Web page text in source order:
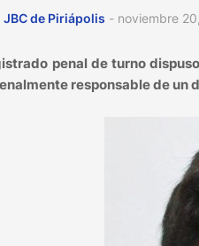
JBC de Piriápolis - noviembre
penal de turno
responsable de un